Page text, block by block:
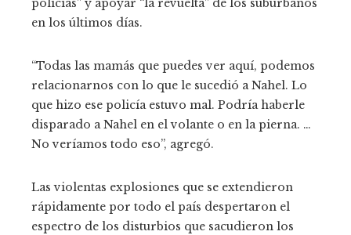
policías” y apoyar “la revuelta” de los suburbanos
en los últimos días.
“Todas las mamás que puedes ver aquí, podemos
relacionarnos con lo que le sucedió a Nahel. Lo
que hizo ese policía estuvo mal. Podría haberle
disparado a Nahel en el volante o en la pierna. …
No veríamos todo eso”, agregó.
Las violentas explosiones que se extendieron
rápidamente por todo el país despertaron el
espectro de los disturbios que sacudieron los